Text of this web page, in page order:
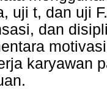
uji t, dan uji
dan
karyawan